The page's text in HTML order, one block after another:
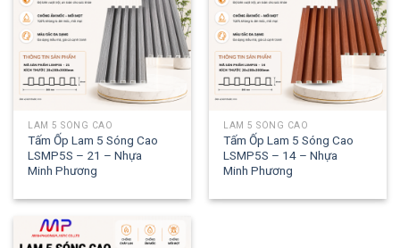
LAM 5 SÓNG CAO
Tấm Ốp Lam 5 Sóng Cao
LSMP5S – 21 – Nhựa
Minh Phương
LAM 5 SÓNG CAO
Tấm Ốp Lam 5 Sóng Cao
LSMP5S – 14 – Nhựa
Minh Phương